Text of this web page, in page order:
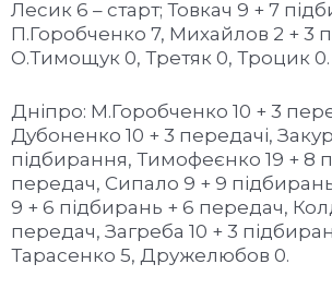
Лесик 6 – старт; Товкач 9 + 7
П.Горобченко 7, Михайлов 2 + 3
О.Тимощук 0, Третяк 0, Троцик 0.
Дніпро: М.Горобченко 10 + 3
Дубоненко 10 + 3 передачі,
підбирання, Тимофеєнко 19 + 8
передач, Сипало 9 + 9
9 + 6 підбирань + 6 передач,
передач, Загреба 10 + 3
Тарасенко 5, Дружелюбов 0.